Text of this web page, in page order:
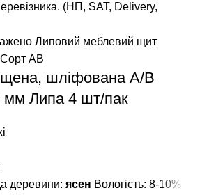
(НП, SAT, Delivery,
шліфована А/В
мм Липа 4 шт/пак
деревини: ясен Вологість: 8-10%